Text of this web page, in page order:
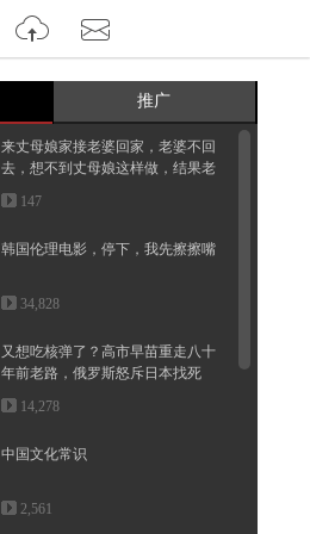
推广
来丈母娘家接老婆回家，老婆不回
去，想不到丈母娘这样做，结果老
婆...
147
韩国伦理电影，停下，我先擦擦嘴
34,828
又想吃核弹了？高市早苗重走八十
年前老路，俄罗斯怒斥日本找死
14,278
中国文化常识
2,561